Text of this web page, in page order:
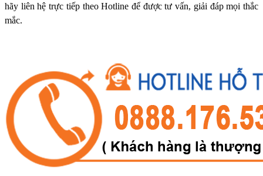
hãy liên hệ trực tiếp theo Hotline để được tư vấn, giải đáp mọi thắc
mắc.